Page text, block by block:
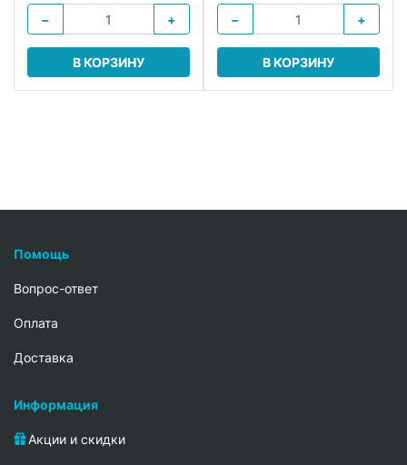
−
+
В КОРЗИНУ
−
+
В КОРЗИНУ
Помощь
Вопрос-ответ
Oплата
Доставка
Информация
Акции и скидки